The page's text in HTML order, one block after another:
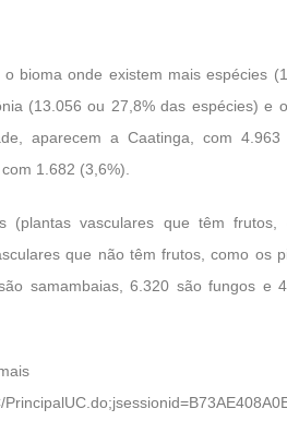
bioma onde existem mais espécies
(13.056 ou 27,8% das espécies) e
aparecem a Caatinga, com 4.963
1.682 (3,6%).
(plantas vasculares que têm frutos,
que não têm frutos, como os
samambaias, 6.320 são fungos e